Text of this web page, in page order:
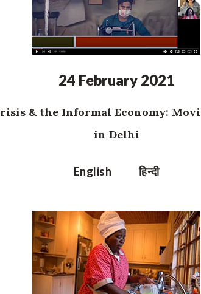
24 February 2021
& the Informal Economy:
in Delhi
English हिन्दी